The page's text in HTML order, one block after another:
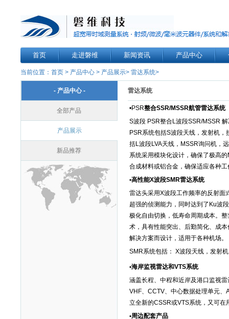
首页 走进磐维 新闻资讯 产品中心
当前位置： 首页 > 产品中心 > 产品展示> 雷达系统>
- 产品中心 -
全部产品
产品展示
新品推荐
雷达系统
•PSR整合SSR/MSSR航管雷达系统
S波段 PSR整合L波段SSR/MSSR
PSR系统包括S波段天线，发射机
括L波段LVA天线，MSSR询问机，
系统采用模块化设计，确保了极高
合成材料或铝合金，确保适应各种
•高性能X波段SMR雷达系统
雷达头采用X波段工作频率的反射面
超强的侦测能力，同时达到了Ku波
极化自由切换，低寿命周期成本。
术，具有性能突出、后勤简化、成
解决方案而设计，适用于各种机场。
SMR系统包括： X波段天线，发射
•海岸监视雷达和VTS系统
涵盖长程、中程和近岸及港口监视
VHF、CCTV、中心数据处理单元
立全新的CSSR或VTS系统，又可
•周边配套产品